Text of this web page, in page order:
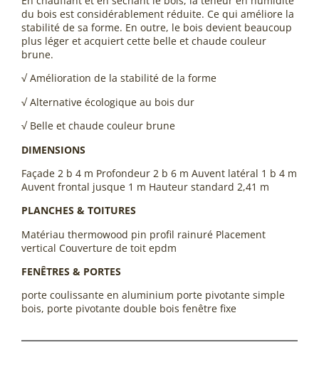
du bois est considérablement réduite. Ce qui améliore la
stabilité de sa forme. En outre, le bois devient beaucoup
plus léger et acquiert cette belle et chaude couleur
brune.
√ Amélioration de la stabilité de la forme
√ Alternative écologique au bois dur
√ Belle et chaude couleur brune
DIMENSIONS
Façade 2 b 4 m Profondeur 2 b 6 m Auvent latéral 1 b 4 m
Auvent frontal jusque 1 m Hauteur standard 2,41 m
PLANCHES & TOITURES
Matériau thermowood pin profil rainuré Placement
vertical Couverture de toit epdm
FENÊTRES & PORTES
porte coulissante en aluminium porte pivotante simple
bois, porte pivotante double bois fenêtre fixe